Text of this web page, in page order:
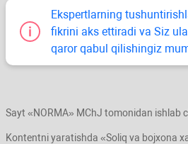
Ekspertlarning
fikrini aks ettiradi va Siz
qaror qabul qilishingiz
Sayt «NORMA» MChJ tomonidan ishlab
Kontentni yaratishda «Soliq va bojхona